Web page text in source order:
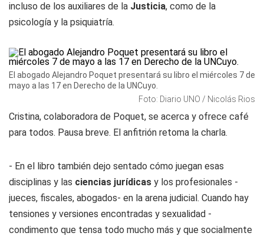
incluso de los auxiliares de la Justicia, como de la
psicología y la psiquiatría.
El abogado Alejandro Poquet presentará su libro el miércoles 7 de
mayo a las 17 en Derecho de la UNCuyo.
Foto: Diario UNO / Nicolás Rios
Cristina, colaboradora de Poquet, se acerca y ofrece café
para todos. Pausa breve. El anfitrión retoma la charla.
- En el libro también dejo sentado cómo juegan esas
disciplinas y las ciencias jurídicas y los profesionales -
jueces, fiscales, abogados- en la arena judicial. Cuando hay
tensiones y versiones encontradas y sexualidad -
condimento que tensa todo mucho más y que socialmente